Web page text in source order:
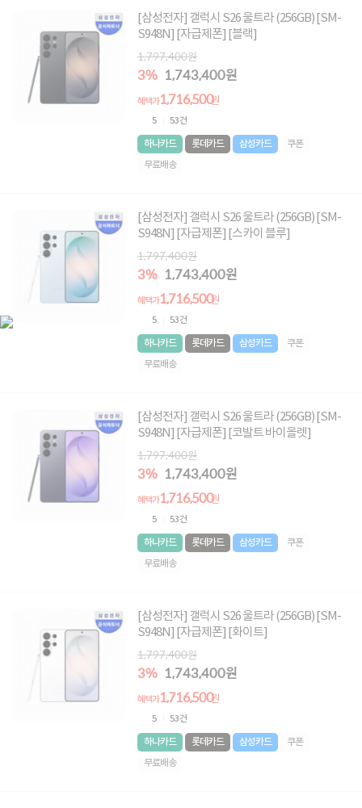
[삼성전자] 갤럭시 S26 울트라 (256GB) [SM-
S948N] [자급제폰] [블랙]
1,797,400원
3% 1,743,400원
혜택가1,716,500원
5 53건
하나카드 롯데카드 삼성카드
쿠폰
무료배송
[삼성전자] 갤럭시 S26 울트라 (256GB) [SM-
S948N] [자급제폰] [스카이 블루]
1,797,400원
3% 1,743,400원
혜택가1,716,500원
5 53건
하나카드 롯데카드 삼성카드
쿠폰
무료배송
[삼성전자] 갤럭시 S26 울트라 (256GB) [SM-
S948N] [자급제폰] [코발트 바이올렛]
1,797,400원
3% 1,743,400원
혜택가1,716,500원
5 53건
하나카드 롯데카드 삼성카드
쿠폰
무료배송
[삼성전자] 갤럭시 S26 울트라 (256GB) [SM-
S948N] [자급제폰] [화이트]
1,797,400원
3% 1,743,400원
혜택가1,716,500원
5 53건
하나카드 롯데카드 삼성카드
쿠폰
무료배송